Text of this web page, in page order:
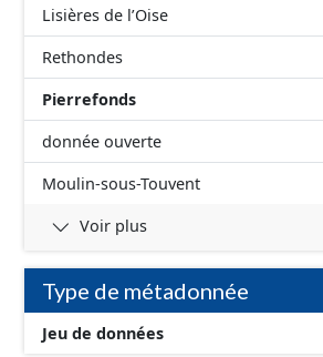
Lisières de l’Oise
Rethondes
Pierrefonds
donnée ouverte
Moulin-sous-Touvent
Voir plus
Type de métadonnée
Jeu de données